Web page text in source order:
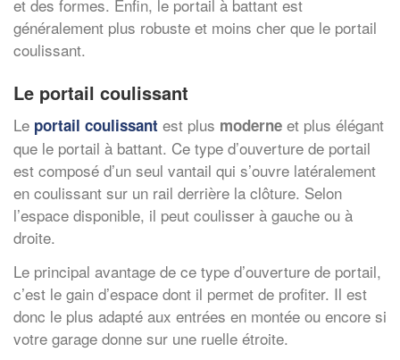
et des formes. Enfin, le portail à battant est
généralement plus robuste et moins cher que le portail
coulissant.
Le portail coulissant
Le portail coulissant est plus moderne et plus élégant
que le portail à battant. Ce type d’ouverture de portail
est composé d’un seul vantail qui s’ouvre latéralement
en coulissant sur un rail derrière la clôture. Selon
l’espace disponible, il peut coulisser à gauche ou à
droite.
Le principal avantage de ce type d’ouverture de portail,
c’est le gain d’espace dont il permet de profiter. Il est
donc le plus adapté aux entrées en montée ou encore si
votre garage donne sur une ruelle étroite.